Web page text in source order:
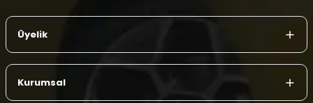
Üyelik
Kurumsal